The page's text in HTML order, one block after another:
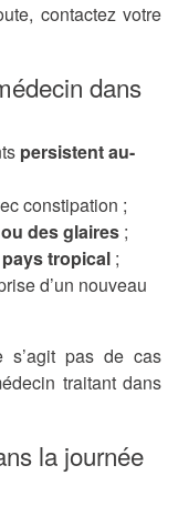
contactez votre
dans
persistent au-
constipation ;
des glaires ;
tropical ;
d’un nouveau
s’agit pas de cas
traitant dans
la journée